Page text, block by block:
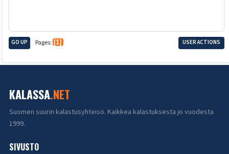
GO UP Pages 1 USER ACTIONS
KALASSA.NET
Suomen suurin kalastusyhteisö. Kaikkea kalastuksesta jo vuodesta
1999.
SIVUSTO